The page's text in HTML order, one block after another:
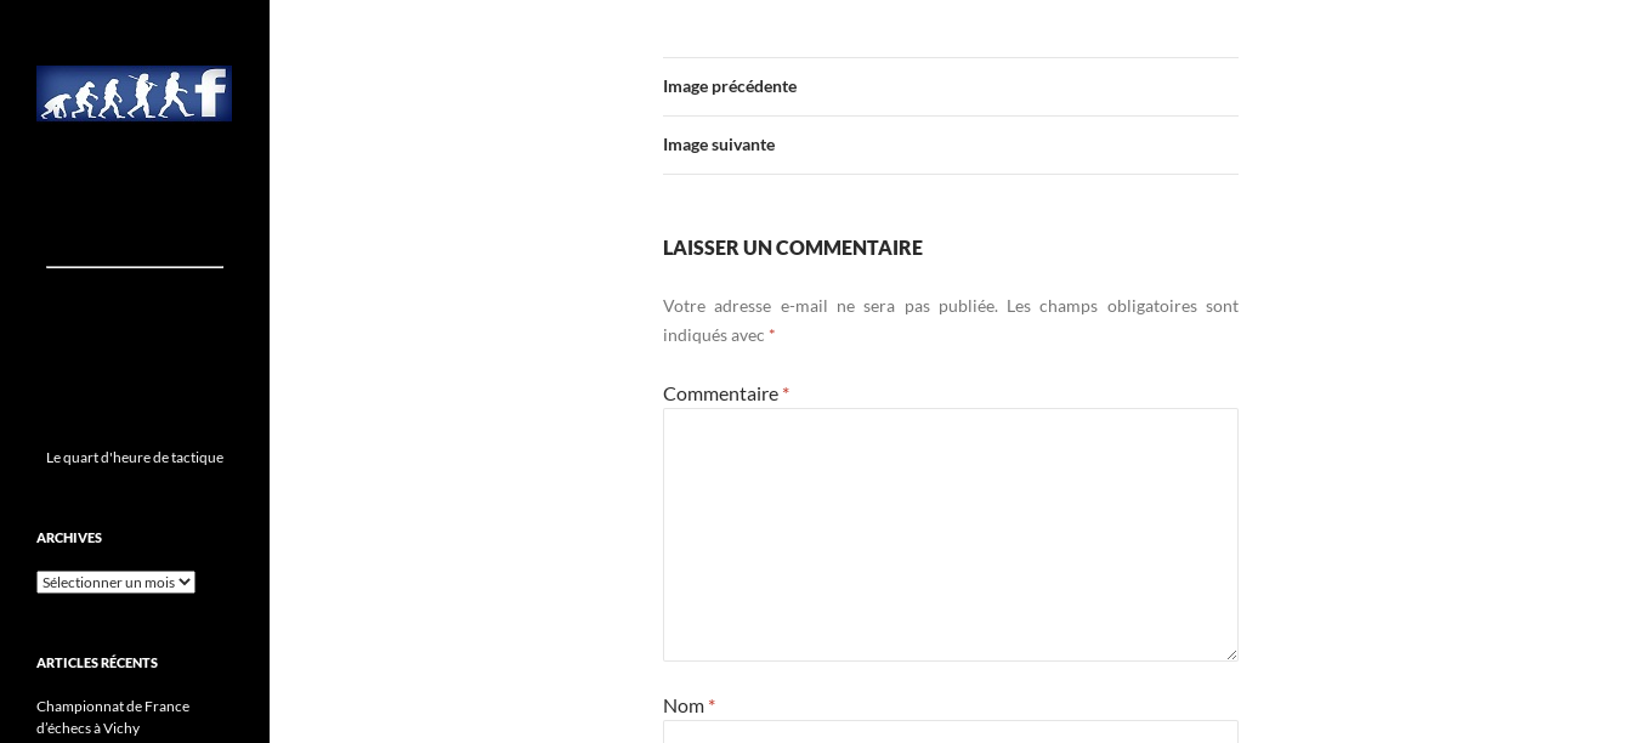
Image précédente
Image suivante
LAISSER UN COMMENTAIRE
Votre adresse e-mail ne sera pas publiée. Les champs obligatoires sont
indiqués avec *
Commentaire *
Nom *
Le quart d'heure de tactique
ARCHIVES
Archives
ARTICLES RÉCENTS
Championnat de France
d’échecs à Vichy